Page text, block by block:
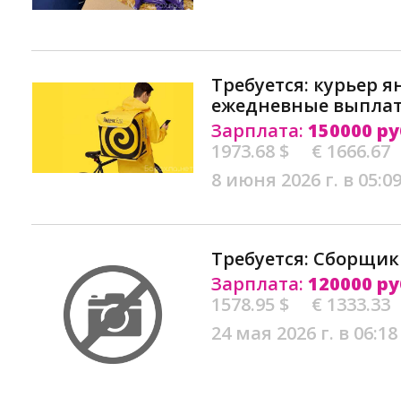
Требуется: курьер
ежедневные
Зарплата: 150000
1973.68 $
€ 1666.67
8 июня 2026 г. в 05:09
Требуется:
Зарплата: 120000
1578.95 $
€ 1333.33
24 мая 2026 г. в 06:18